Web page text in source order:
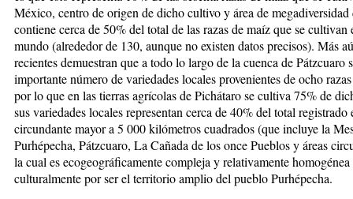
México, centro de origen de dicho cultivo y área de megadiversidad
contiene cerca de 50% del total de las razas de maíz que se cultivan
mundo (alrededor de 130, aunque no existen datos precisos). Más
recientes demuestran que a todo lo largo de la cuenca de Pátzcuaro
importante número de variedades locales provenientes de ocho
por lo que en las tierras agrícolas de Pichátaro se cultiva 75% de
sus variedades locales representan cerca de 40% del total registrado
circundante mayor a 5 000 kilómetros cuadrados (que incluye la
Purhépecha, Pátzcuaro, La Cañada de los once Pueblos y áreas
la cual es ecogeográficamente compleja y relativamente homogénea
culturalmente por ser el territorio amplio del pueblo Purhépecha.